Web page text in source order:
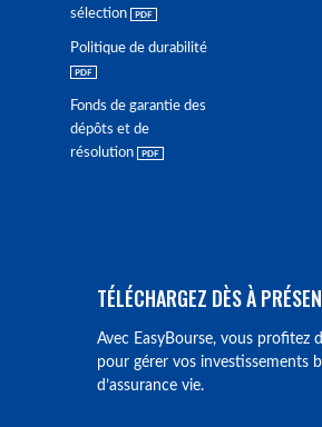
sélection
Politique de durabilité
Fonds de garantie des
dépôts et de
résolution
TÉLÉCHARGEZ DÈS À
Avec EasyBourse, vous profitez
pour gérer vos investissements
d’assurance vie.